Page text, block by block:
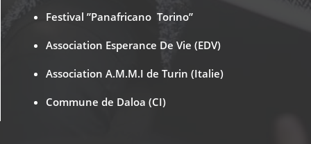
Festival ”Panafricano Torino”
Association Esperance De Vie (EDV)
Association A.M.M.I de Turin (Italie)
Commune de Daloa (CI)